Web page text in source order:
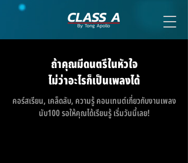
ถ้าคุณมีดนตรีในหัวใจ
ไม่ว่าอะไรก็เป็นเพลงได้
คอร์สเรียน, เคล็ดลับ, ความรู้ คอนเทนต์เกี่ยวกับงานเพลง
นับ100 รอให้คุณได้เรียนรู้ เริ่มวันนี้เลย!